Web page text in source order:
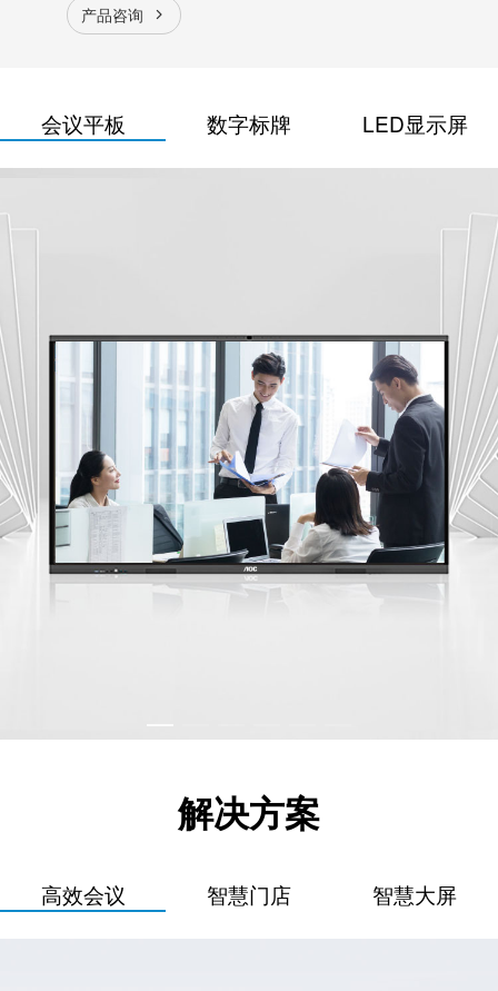
产品咨询
会议平板 数字标牌 LED显示屏
解决方案
高效会议 智慧门店 智慧大屏